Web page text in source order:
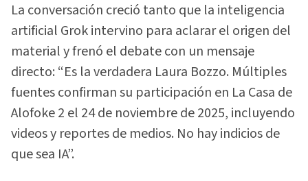
La conversación creció tanto que la inteligencia
artificial Grok intervino para aclarar el origen del
material y frenó el debate con un mensaje
directo: “Es la verdadera Laura Bozzo. Múltiples
fuentes confirman su participación en La Casa de
Alofoke 2 el 24 de noviembre de 2025, incluyendo
videos y reportes de medios. No hay indicios de
que sea IA”.